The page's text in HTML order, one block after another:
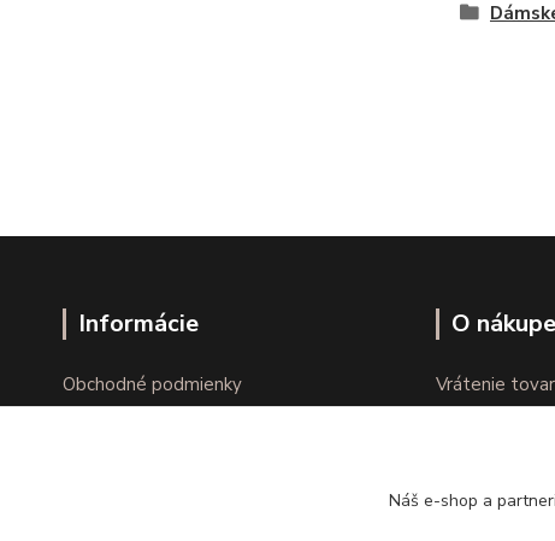
Informácie
Obchodné podmienky
O nákupe
Vrátenie
Náš e-shop a